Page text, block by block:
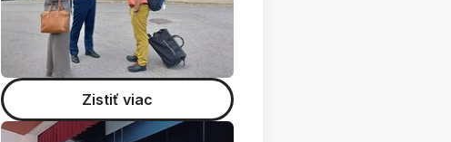
Zistiť viac